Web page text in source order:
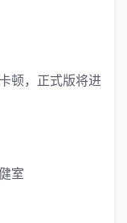
顿，正式版将进
室